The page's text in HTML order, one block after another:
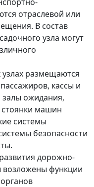
отраслевой или
В состав
узла могут
размещаются
кассы и
ожидания,
машин
системы
безопасности
дорожно-
возложены функции